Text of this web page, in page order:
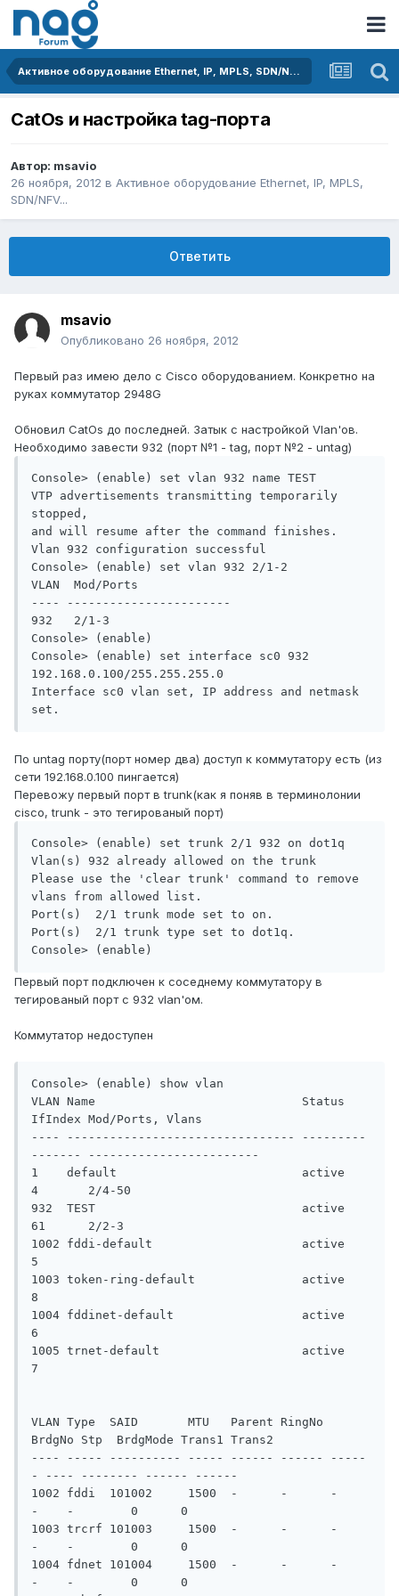
Активное оборудование Ethernet, IP, MPLS, SDN/NFV...
CatOs и настройка tag-порта
Автор: msavio
26 ноября, 2012 в Активное оборудование Ethernet, IP, MPLS,
SDN/NFV...
Ответить
msavio
Опубликовано 26 ноября, 2012
Первый раз имею дело с Cisco оборудованием. Конкретно на
руках коммутатор 2948G
Обновил CatOs до последней. Затык с настройкой Vlan'ов.
Необходимо завести 932 (порт №1 - tag, порт №2 - untag)
Console> (enable) set vlan 932 name TEST
VTP advertisements transmitting temporarily
stopped,
and will resume after the command finishes.
Vlan 932 configuration successful
Console> (enable) set vlan 932 2/1-2
VLAN  Mod/Ports
---- -----------------------
932   2/1-3
Console> (enable)
Console> (enable) set interface sc0 932
192.168.0.100/255.255.255.0
Interface sc0 vlan set, IP address and netmask
По untag порту(порт номер два) доступ к коммутатору есть (из
сети 192.168.0.100 пингается)
Перевожу первый порт в trunk(как я поняв в терминолонии
cisco, trunk - это тегированый порт)
Console> (enable) set trunk 2/1 932 on dot1q
Vlan(s) 932 already allowed on the trunk
Please use the 'clear trunk' command to remove
vlans from allowed list.
Port(s)  2/1 trunk mode set to on.
Port(s)  2/1 trunk type set to dot1q.
Первый порт подключен к соседнему коммутатору в
тегированый порт с 932 vlan'ом.
Коммутатор недоступен
Console> (enable) show vlan
VLAN Name                             Status
IfIndex Mod/Ports, Vlans
---- -------------------------------- ---------
------- ------------------------
1    default                          active
4       2/4-50
932  TEST                             active
61      2/2-3
1002 fddi-default                     active
5
1003 token-ring-default               active
8
1004 fddinet-default                  active
6
1005 trnet-default                    active
7
VLAN Type  SAID       MTU   Parent RingNo
BrdgNo Stp  BrdgMode Trans1 Trans2
---- ----- ---------- ----- ------ ------ -----
- ---- -------- ------ ------
1002 fddi  101002     1500  -      -      -
-    -        0      0
1003 trcrf 101003     1500  -      -      -
-    -        0      0
1004 fdnet 101004     1500  -      -      -
-    -        0      0